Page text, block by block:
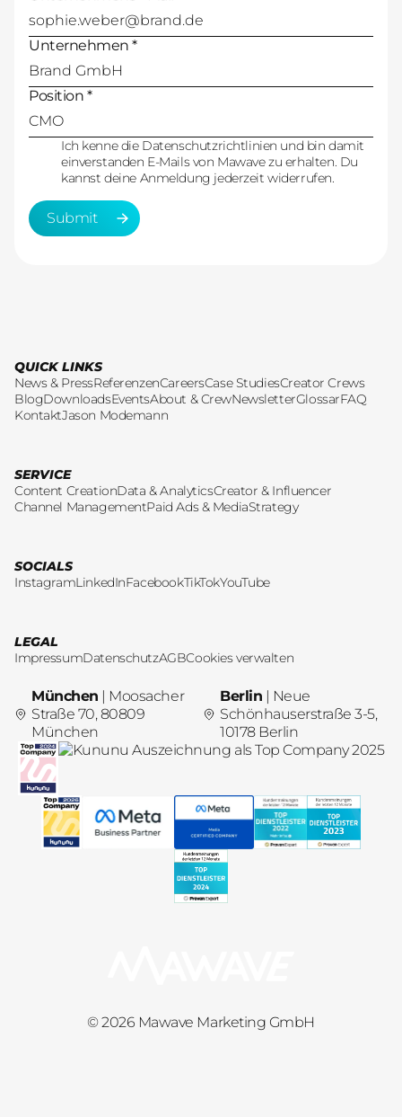
Unternehmen *
Position *
Ich kenne die Datenschutzrichtlinien und bin damit
einverstanden E-Mails von Mawave zu erhalten. Du
kannst deine Anmeldung jederzeit widerrufen.
Submit
QUICK LINKS
News & PressReferenzenCareersCase StudiesCreator Crews
BlogDownloadsEventsAbout & CrewNewsletterGlossarFAQ
KontaktJason Modemann
SERVICE
Content CreationData & AnalyticsCreator & Influencer
Channel ManagementPaid Ads & MediaStrategy
SOCIALS
InstagramLinkedInFacebookTikTokYouTube
LEGAL
ImpressumDatenschutzAGBCookies verwalten
München | Moosacher
Straße 70, 80809
München
Berlin | Neue
Schönhauserstraße 3-5,
10178 Berlin
© 2026 Mawave Marketing GmbH